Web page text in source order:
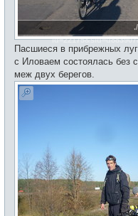
Пасшиеся в прибрежных
с Иловаем состоялась без
меж двух берегов.